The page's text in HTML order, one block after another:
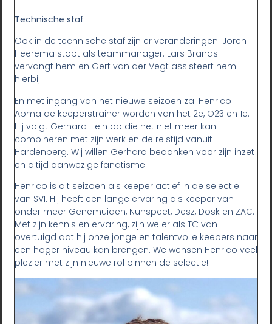
Technische staf
Ook in de technische staf zijn er veranderingen. Joren
Heerema stopt als teammanager. Lars Brands
vervangt hem en Gert van der Vegt assisteert hem
hierbij.
En met ingang van het nieuwe seizoen zal Henrico
Abma de keeperstrainer worden van het 2e, O23 en 1e.
Hij volgt Gerhard Hein op die het niet meer kan
combineren met zijn werk en de reistijd vanuit
Hardenberg. Wij willen Gerhard bedanken voor zijn inzet
en altijd aanwezige fanatisme.
Henrico is dit seizoen als keeper actief in de selectie
van SVI. Hij heeft een lange ervaring als keeper van
onder meer Genemuiden, Nunspeet, Desz, Dosk en ZAC.
Met zijn kennis en ervaring, zijn we er als TC van
overtuigd dat hij onze jonge en talentvolle keepers naar
een hoger niveau kan brengen. We wensen Henrico veel
plezier met zijn nieuwe rol binnen de selectie!